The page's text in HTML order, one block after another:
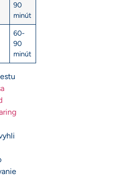
90
minút
60-
90
minút